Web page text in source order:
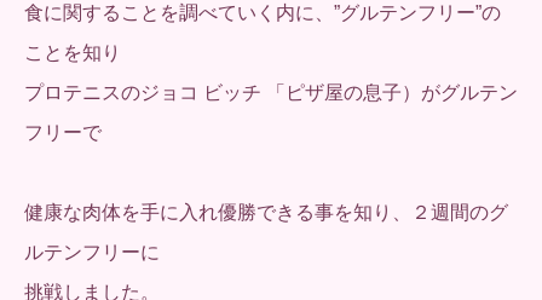
食に関することを調べていく内に、”グルテンフリー”の
ことを知り
プロテニスのジョコ ビッチ 「ピザ屋の息子）がグルテン
フリーで
健康な肉体を手に入れ優勝できる事を知り、２週間のグ
ルテンフリーに
挑戦しました。